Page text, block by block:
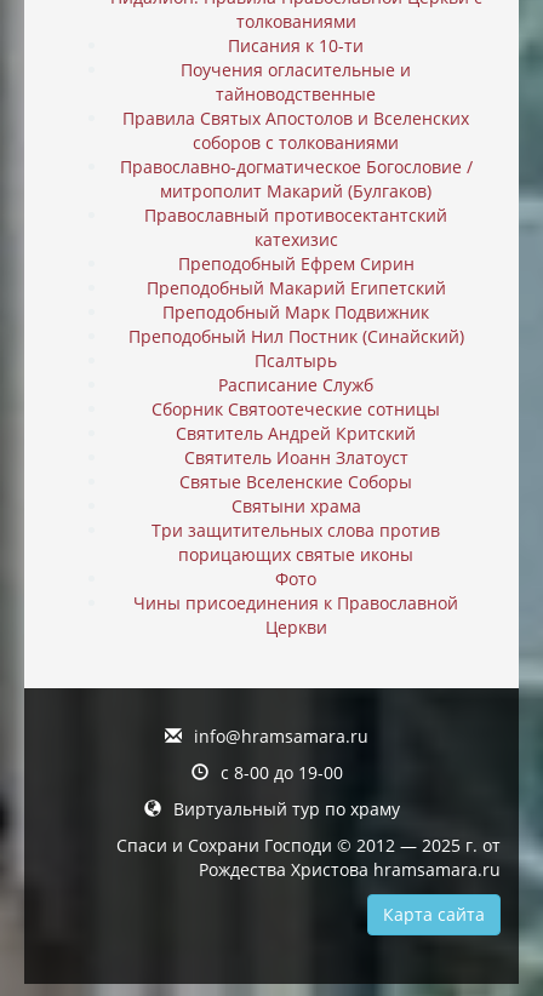
толкованиями
Писания к 10-ти
Поучения огласительные и
тайноводственные
Правила Святых Апостолов и Вселенских
соборов с толкованиями
Православно-догматическое Богословие /
митрополит Макарий (Булгаков)
Православный противосектантский
катехизис
Преподобный Ефрем Сирин
Преподобный Макарий Египетский
Преподобный Марк Подвижник
Преподобный Нил Постник (Синайский)
Псалтырь
Расписание Служб
Сборник Святоотеческие сотницы
Святитель Андрей Критский
Святитель Иоанн Златоуст
Святые Вселенские Соборы
Святыни храма
Три защитительных слова против
порицающих святые иконы
Фото
Чины присоединения к Православной
Церкви
info@hramsamara.ru
с 8-00 до 19-00
Виртуальный тур по храму
Спаси и Сохрани Господи © 2012 — 2025 г. от
Рождества Христова hramsamara.ru
Карта сайта